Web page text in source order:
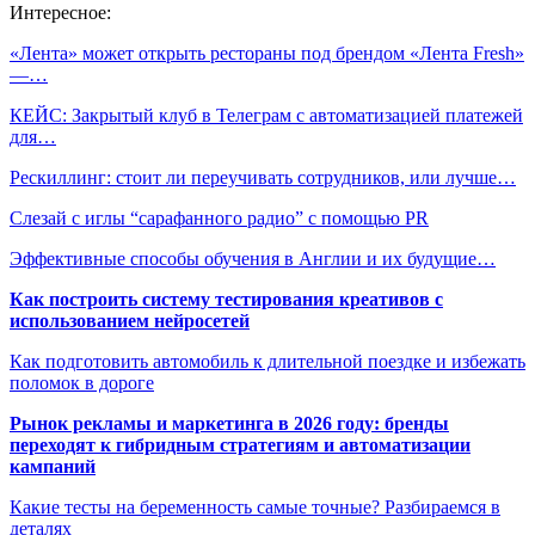
Интересное:
«Лента» может открыть рестораны под брендом «Лента Fresh»
—…
КЕЙС: Закрытый клуб в Телеграм с автоматизацией платежей
для…
Рескиллинг: стоит ли переучивать сотрудников, или лучше…
Слезай с иглы “сарафанного радио” с помощью PR
Эффективные способы обучения в Англии и их будущие…
Как построить систему тестирования креативов с
использованием нейросетей
Как подготовить автомобиль к длительной поездке и избежать
поломок в дороге
Рынок рекламы и маркетинга в 2026 году: бренды
переходят к гибридным стратегиям и автоматизации
кампаний
Какие тесты на беременность самые точные? Разбираемся в
деталях